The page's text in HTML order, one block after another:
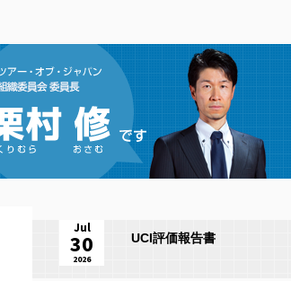
UCI評価報告書
Jul
30
2026